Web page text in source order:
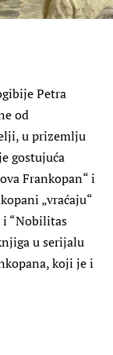
Petra
od
u prizemlju
gostujuća
Frankopan“ i
„vraćaju“
i “Nobilitas
u serijalu
koji je i